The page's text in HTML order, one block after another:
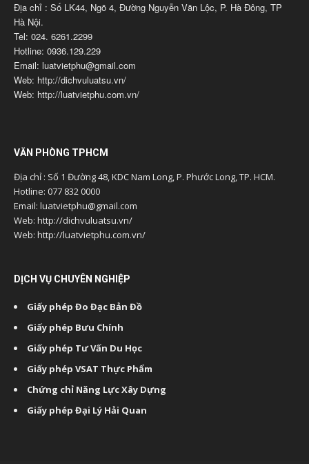
Địa chỉ : Số LK44, Ngõ 4, Đường Nguyễn Văn Lộc, P. Hà Đông, TP
Hà Nội.
Tel: 024. 6261.2299
Hotline: 0936.129.229
Email: luatvietphu@gmail.com
Web: http://dichvuluatsu.vn/
Web: http://luatvietphu.com.vn/
VĂN PHÒNG TPHCM
Địa chỉ : Số 1 Đường 48, KDC Nam Long, P. Phước Long, TP. HCM.
Hotline: 077 832 0000
Email: luatvietphu@gmail.com
Web: http://dichvuluatsu.vn/
Web: http://luatvietphu.com.vn/
DỊCH VỤ CHUYÊN NGHIỆP
Giấy phép Đo Đạc Bản Đồ
Giấy phép Bưu Chính
Giấy phép Tư Vấn Du Học
Giấy phép VSAT Thực Phẩm
Chứng chỉ Năng Lực Xây Dựng
Giấy phép Đại Lý Hải Quan